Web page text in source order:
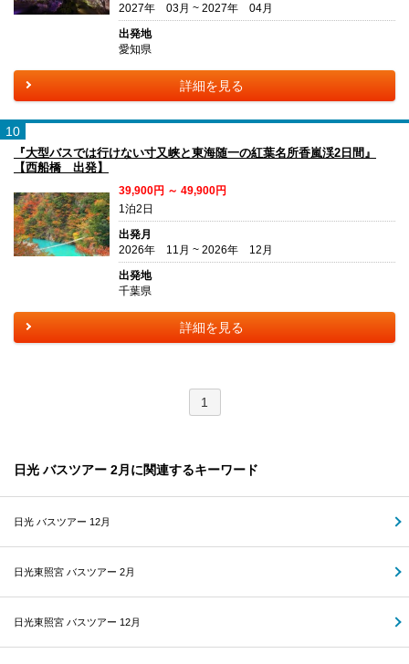
2027年 03月 ~ 2027年 04月
出発地
愛知県
詳細を見る
10
『大型バスでは行けない寸又峡と東海随一の紅葉名所香嵐渓2日間』
【西船橋 出発】
39,900円 ～ 49,900円
1泊2日
出発月
2026年 11月 ~ 2026年 12月
出発地
千葉県
詳細を見る
1
日光 バスツアー 2月に関連するキーワード
日光 バスツアー 12月
日光東照宮 バスツアー 2月
日光東照宮 バスツアー 12月